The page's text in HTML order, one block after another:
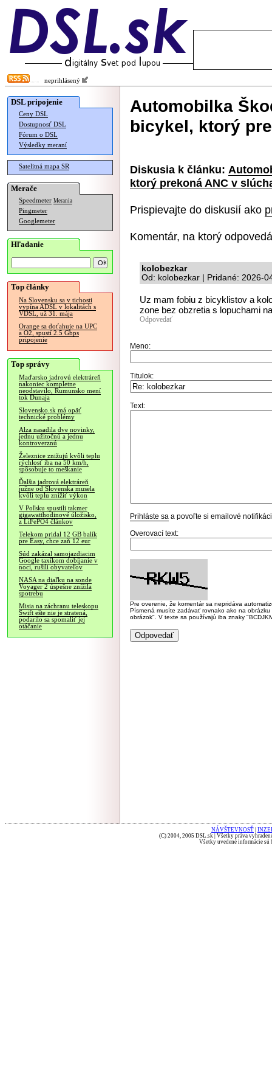
neprihlásený
DSL pripojenie
Ceny DSL
Dostupnosť DSL
Fórum o DSL
Výsledky meraní
Satelitná mapa SR
Merače
Speedmeter Merania
Pingmeter
Googlemeter
Hľadanie
Top články
Na Slovensku sa v tichosti
vypína ADSL v lokalitách s
VDSL, už 31. mája
Orange sa doťahuje na UPC
a O2, spustí 2.5 Gbps
pripojenie
Top správy
Maďarsko jadrovú elektráreň
nakoniec kompletne
neodstavilo, Rumunsko mení
tok Dunaja
Slovensko.sk má opäť
technické problémy
Alza nasadila dve novinky,
jednu užitočnú a jednu
kontroverznú
Železnice znižujú kvôli teplu
rýchlosť iba na 50 km/h,
spôsobuje to meškanie
Ďalšia jadrová elektráreň
južne od Slovenska musela
kvôli teplu znížiť výkon
V Poľsku spustili takmer
gigawatthodinové úložisko,
z LiFePO4 článkov
Telekom pridal 12 GB balík
pre Easy, chce zaň 12 eur
Súd zakázal samojazdiacim
Google taxíkom dobíjanie v
noci, rušili obyvateľov
NASA na diaľku na sonde
Voyager 2 úspešne znížila
spotrebu
Misia na záchranu teleskopu
Swift ešte nie je stratená,
podarilo sa spomaliť jej
otáčanie
Automobilka
bicykel, ktorý
Diskusia k článku:
ktorý prekoná ANC v
Prispievajte do diskusií ako
Komentár, na ktorý
kolobezkar
Od: kolobezkar | Pridané: 2026-
Uz mam fobiu z bicyklistov a
zone bez obzretia s lopuchami
Odpovedať
Meno:
Titulok:
Text:
Prihláste sa a povoľte si emailové
Overovací text:
Pre overenie, že komentár sa nepridáva
Písmená musíte zadávať rovnako ako na
obrázok". V texte sa používajú iba znaky
NÁVŠTEVNOSŤ
(C) 2004, 2005 DSL.sk | Všetky práva
Všetky uvedené informácie sú